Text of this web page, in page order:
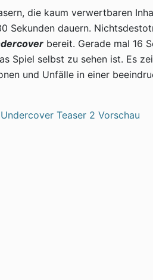
die kaum verwertbaren
Sekunden dauern.
bereit. Gerade mal 16
Spiel selbst zu sehen ist. Es
und Unfälle in einer